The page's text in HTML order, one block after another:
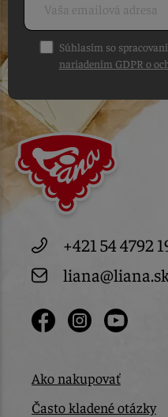
Súhlasím so
nariadením GDPR o
+421 54 4792
Ako nakupovať
Často kladené otázky